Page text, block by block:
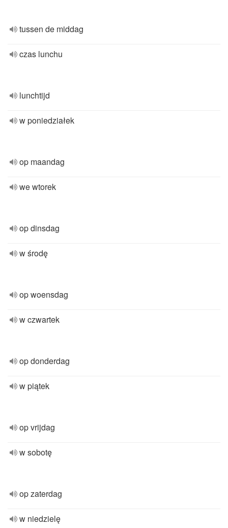
tussen de middag
czas lunchu
lunchtijd
w poniedziałek
op maandag
we wtorek
op dinsdag
w środę
op woensdag
w czwartek
op donderdag
w piątek
op vrijdag
w sobotę
op zaterdag
w niedzielę